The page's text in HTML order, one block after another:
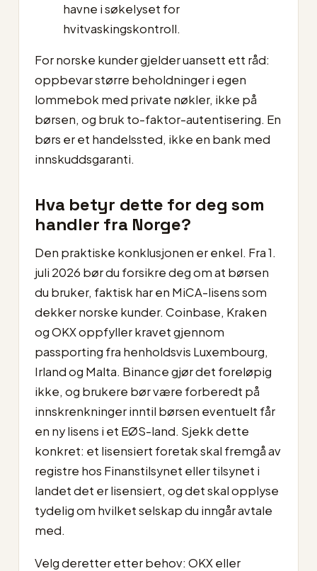
havne i søkelyset for
hvitvaskingskontroll.
For norske kunder gjelder uansett ett råd:
oppbevar større beholdninger i egen
lommebok med private nøkler, ikke på
børsen, og bruk to-faktor-autentisering. En
børs er et handelssted, ikke en bank med
innskuddsgaranti.
Hva betyr dette for deg som
handler fra Norge?
Den praktiske konklusjonen er enkel. Fra 1.
juli 2026 bør du forsikre deg om at børsen
du bruker, faktisk har en MiCA-lisens som
dekker norske kunder. Coinbase, Kraken
og OKX oppfyller kravet gjennom
passporting fra henholdsvis Luxembourg,
Irland og Malta. Binance gjør det foreløpig
ikke, og brukere bør være forberedt på
innskrenkninger inntil børsen eventuelt får
en ny lisens i et EØS-land. Sjekk dette
konkret: et lisensiert foretak skal fremgå av
registre hos Finanstilsynet eller tilsynet i
landet det er lisensiert, og det skal opplyse
tydelig om hvilket selskap du inngår avtale
med.
Velg deretter etter behov: OKX eller